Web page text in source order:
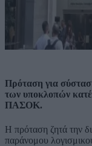
Πρόταση για
των υποκλοπών
ΠΑΣΟΚ.
Η πρόταση ζητά την
παράνομου